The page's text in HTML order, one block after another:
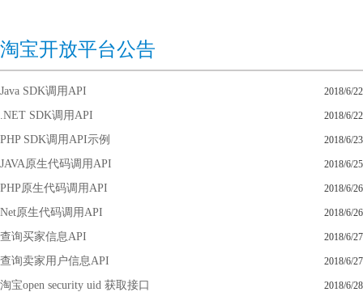
淘宝开放平台公告
Java SDK调用API 2018/6/22
.NET SDK调用API 2018/6/22
PHP SDK调用API示例 2018/6/23
JAVA原生代码调用API 2018/6/25
PHP原生代码调用API 2018/6/26
Net原生代码调用API 2018/6/26
查询买家信息API 2018/6/27
查询卖家用户信息API 2018/6/27
淘宝open security uid 获取接口 2018/6/28